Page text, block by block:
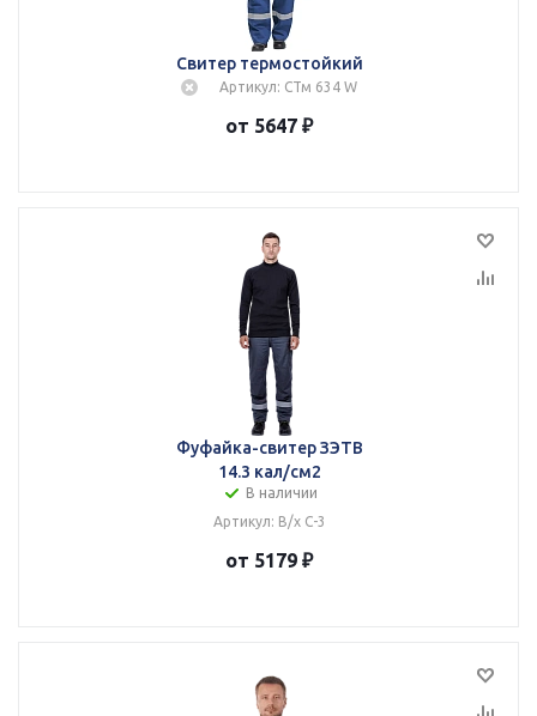
Свитер термостойкий
Артикул: СТм 634 W
от 5647 ₽
Фуфайка-свитер ЗЭТВ
14.3 кал/см2
В наличии
Артикул: В/х С-3
от 5179 ₽